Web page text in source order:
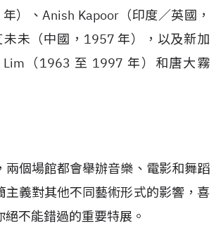
）、Anish Kapoor（印度／英國，
未（中國，1957 年），以及新加
（1963 至 1997 年）和唐大霧
兩個場館都會舉辦音樂、電影和舞蹈
主義對其他不同藝術形式的影響，喜
不能錯過的重要特展。